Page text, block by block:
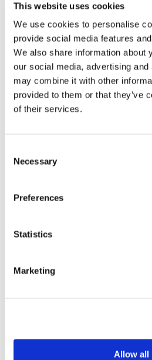
This website uses cookies
We use cookies to personalise
provide social media features
We also share information about
our social media, advertising
may combine it with other
provided to them or that they’ve
of their services.
Selection
Necessary
Preferences
Statistics
Marketing
Allow all
мероприятия